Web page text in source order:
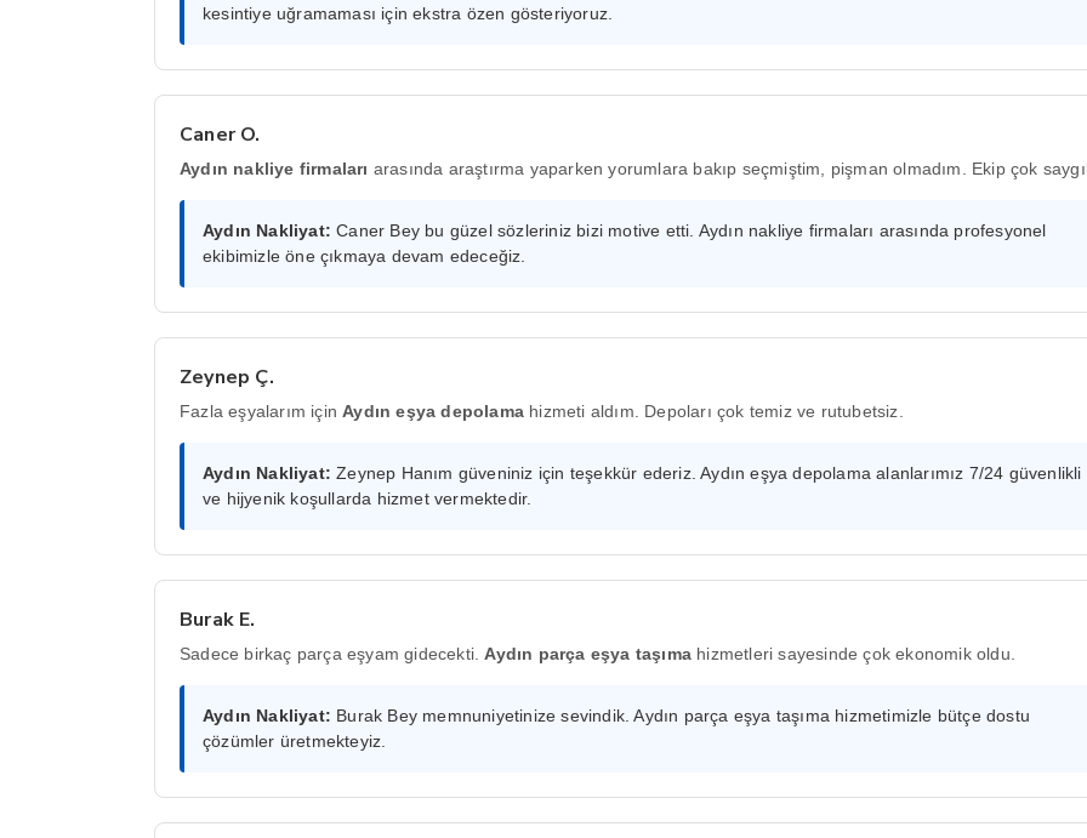
kesintiye uğramaması için ekstra özen gösteriyoruz.
Caner O.
Aydın nakliye firmaları arasında araştırma yaparken yorumlara bakıp seçmiştim, pişman olmadım. Ekip çok
Aydın Nakliyat: Caner Bey bu güzel sözleriniz bizi motive etti. Aydın nakliye firmaları arasında profesyonel
ekibimizle öne çıkmaya devam edeceğiz.
Zeynep Ç.
Fazla eşyalarım içinAydın eşya depolama hizmeti aldım. Depoları çok temiz ve rutubetsiz.
Aydın Nakliyat: Zeynep Hanım güveniniz için teşekkür ederiz. Aydın eşya depolama alanlarımız 7/24 güvenlikli
ve hijyenik koşullarda hizmet vermektedir.
Burak E.
Sadece birkaç parça eşyam gidecekti.Aydın parça eşya taşıma hizmetleri sayesinde çok ekonomik oldu.
Aydın Nakliyat: Burak Bey memnuniyetinize sevindik. Aydın parça eşya taşıma hizmetimizle bütçe dostu
çözümler üretmekteyiz.